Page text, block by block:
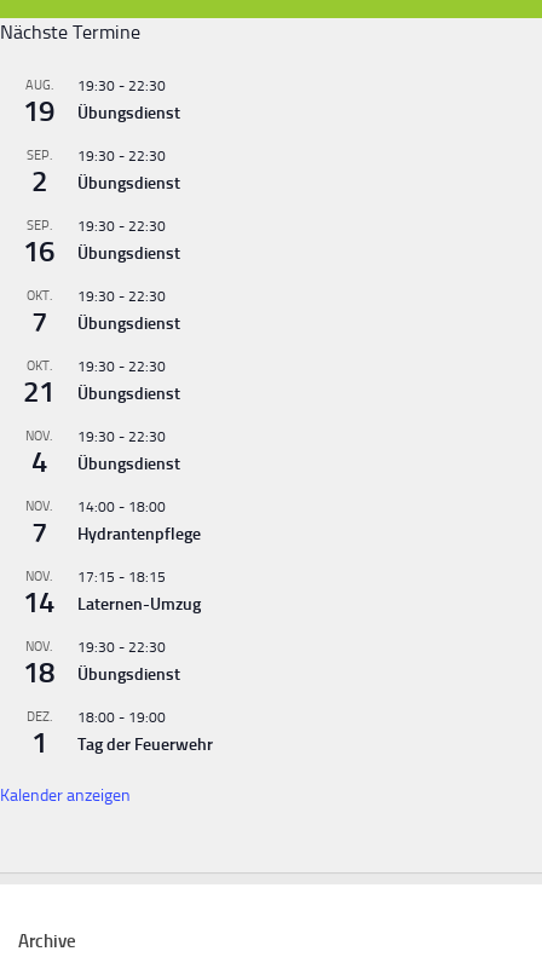
Nächste Termine
AUG.
19
19:30 - 22:30
Übungsdienst
SEP.
2
19:30 - 22:30
Übungsdienst
SEP.
16
19:30 - 22:30
Übungsdienst
OKT.
7
19:30 - 22:30
Übungsdienst
OKT.
21
19:30 - 22:30
Übungsdienst
NOV.
4
19:30 - 22:30
Übungsdienst
NOV.
7
14:00 - 18:00
Hydrantenpflege
NOV.
14
17:15 - 18:15
Laternen-Umzug
NOV.
18
19:30 - 22:30
Übungsdienst
DEZ.
1
18:00 - 19:00
Tag der Feuerwehr
Kalender anzeigen
Archive